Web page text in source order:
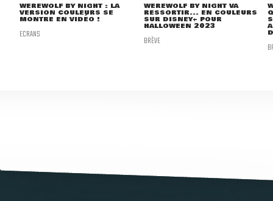
WEREWOLF BY NIGHT : LA
VERSION COULEURS SE
MONTRE EN VIDÉO !
ECRANS
WEREWOLF BY NIGHT VA
RESSORTIR... EN COULEURS
SUR DISNEY+ POUR
HALLOWEEN 2023
BRÈVE